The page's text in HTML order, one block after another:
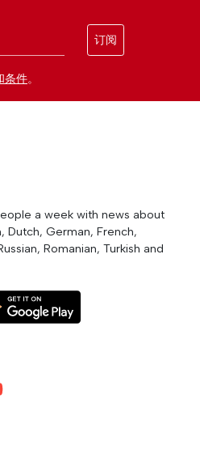
订阅
条件。
a week with news about
Dutch, German, French,
Romanian, Turkish and